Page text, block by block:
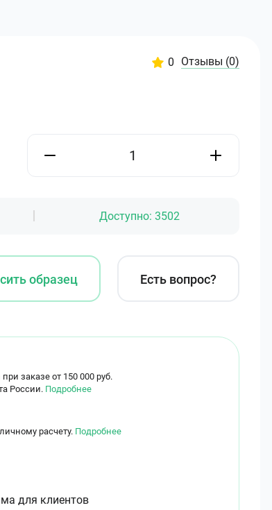
0 Отзывы (0)
Доступно: 3502
образец Есть вопрос?
заказе от 150 000 руб.
России. Подробнее
расчету. Подробнее
для клиентов